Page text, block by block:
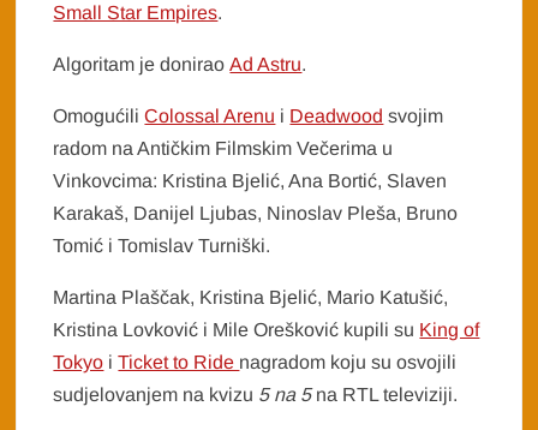
Small Star Empires.
Algoritam je doniraoAd Astru.
OmogućiliColossal Arenu i Deadwood svojim
radom na Antičkim Filmskim Večerima u
Vinkovcima: Kristina Bjelić, Ana Bortić, Slaven
Karakaš, Danijel Ljubas, Ninoslav Pleša, Bruno
Tomić i Tomislav Turniški.
Martina Plaščak, Kristina Bjelić, Mario Katušić,
Kristina Lovković i Mile Orešković kupili su King of
Tokyo iTicket to Ride nagradom koju su osvojili
sudjelovanjem na kvizu 5 na 5na RTL televiziji.